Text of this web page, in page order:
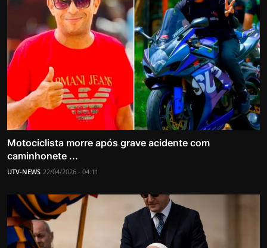
Motociclista morre após grave acidente com
caminhonete ...
UTV-NEWS 22/04/2026 - 04:11